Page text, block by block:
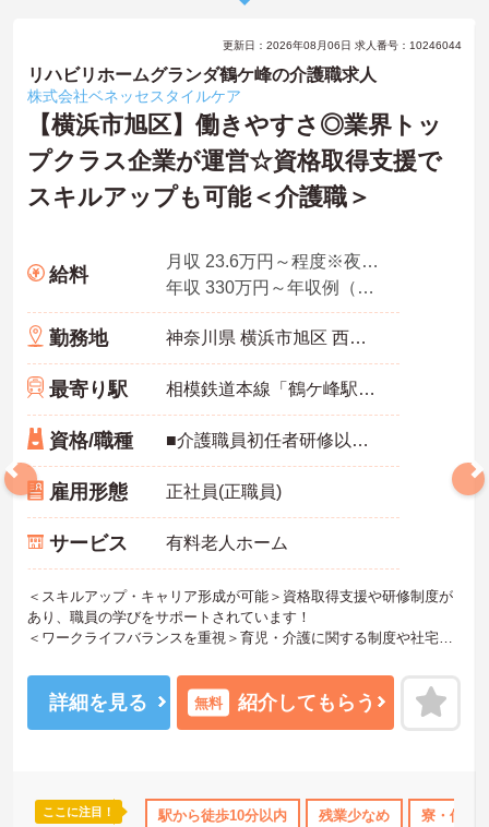
託児所・育児補助 無資格OK 年間休日110日以上
更新日：2026年08月06日 求人番号：10246044
リハビリホームグランダ鶴ケ峰の介護職求人
株式会社ベネッセスタイルケア
【横浜市旭区】働きやすさ◎業界トッ
プクラス企業が運営☆資格取得支援で
スキルアップも可能＜介護職＞
給料
月収 23.6万円～程度※夜勤手当込
年収 330万円～年収例（賞与2ヶ月、平均残業時間10時間／月を含む）
勤務地 神奈川県 横浜市旭区 西川島町60-4
最寄り駅 相模鉄道本線「鶴ケ峰駅」徒歩7分
資格/職種 ■介護職員初任者研修以上 ※無資格の方も応募可（資格支援制度あり）
雇用形態 正社員(正職員)
サービス 有料老人ホーム
＜スキルアップ・キャリア形成が可能＞資格取得支援や研修制度が
あり、職員の学びをサポートされています！
＜ワークライフバランスを重視＞育児・介護に関する制度や社宅制
＜寄り添ったケアの実施＞利用者さまに深く寄り添ったサービスの
提供を目指し、職員の専門性を高めるような人材育成にも注力され
詳細を見る 無料 紹介してもらう
ここに注目！ 駅から徒歩10分以内 残業少なめ 寮・借り